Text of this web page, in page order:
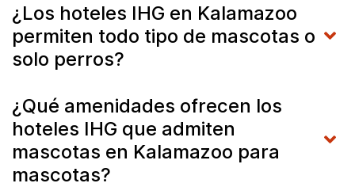
¿Los hoteles IHG en Kalamazoo
permiten todo tipo de mascotas o
solo perros?
¿Qué amenidades ofrecen los
hoteles IHG que admiten
mascotas en Kalamazoo para
mascotas?